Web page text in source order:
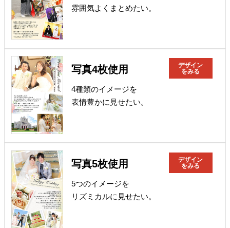
雰囲気よくまとめたい。
写真4枚使用
デザイン
をみる
4種類のイメージを
表情豊かに見せたい。
写真5枚使用
デザイン
をみる
5つのイメージを
リズミカルに見せたい。